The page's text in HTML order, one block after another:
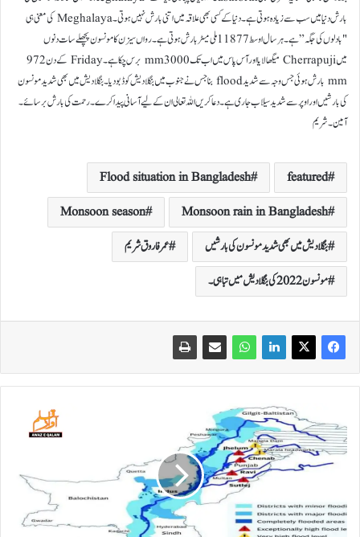
بارش دنیا میں سب سے زیادہ ہوتی ہے۔ دنیا کے کسی بھی علاقہ میں اتنی بارش نہیں ہوتی۔ Meghalaya کی معنی ہی
"بادلوں کی جگہ” ہے۔ ہر سال اوسط 11877 ملی میٹر بارش ہوتی ہے۔ رواں سیزن کا مونسون پچھلے سات دنوں
میں Cherrapuji میگھالایا اور آس پاس میں اب تک 3000 mm برس چکا ہے۔ Friday کے دن 972
mm بارش ہوئی جس وجہ سے شدید flood بنا جس نے جنوب میں بنگلادیش کو ڈبو دیا۔ بنگلادیش میں بھی شدید مونسون
کی بارشیں اور اوپر سے شدید سیلاب جاری ہے۔ دعا کریں اللہ تعالی ان کےلیے آسانی پیدا کرے۔ رحمت کی بارش برسائے۔
آمین۔ شریم
featured
Flood situation in Bangladesh
Monsoon rain in Bangladesh
Monsoon season
بنگلادیش میں بھی شدید مونسون کی بارشیں
عمر فاروق شریم
مونسون 2022 کی بنگلاديش ميں تباہی۔
سندھ
کا
پاکستان
طے
ہو